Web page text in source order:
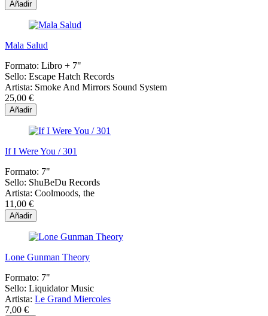
Añadir
Mala Salud
Formato: Libro + 7"
Sello: Escape Hatch Records
Artista: Smoke And Mirrors Sound System
25,00 €
Añadir
If I Were You / 301
Formato: 7"
Sello: ShuBeDu Records
Artista: Coolmoods, the
11,00 €
Añadir
Lone Gunman Theory
Formato: 7"
Sello: Liquidator Music
Artista: Le Grand Miercoles
7,00 €